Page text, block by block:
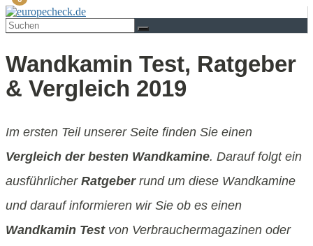
Wandkamin Test, Ratgeber
& Vergleich 2019
Im ersten Teil unserer Seite finden Sie einen
Vergleich der besten Wandkamine. Darauf folgt ein
ausführlicher Ratgeberrund um diese Wandkamine
und darauf informieren wir Sie ob es einen
Wandkamin Testvon Verbrauchermagazinen oder